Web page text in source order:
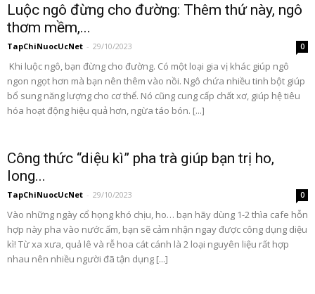
Luộc ngô đừng cho đường: Thêm thứ này, ngô
thơm mềm,...
TapChiNuocUcNet - 29/10/2023 0
Khi luộc ngô, bạn đừng cho đường. Có một loại gia vị khác giúp ngô
ngon ngọt hơn mà bạn nên thêm vào nồi. Ngô chứa nhiều tinh bột giúp
bổ sung năng lượng cho cơ thể. Nó cũng cung cấp chất xơ, giúp hệ tiêu
hóa hoạt động hiệu quả hơn, ngừa táo bón. [...]
Công thức “diệu kì” pha trà giúp bạn trị ho,
long...
TapChiNuocUcNet - 29/10/2023 0
Vào những ngày cổ họng khó chịu, ho… bạn hãy dùng 1-2 thìa cafe hỗn
hợp này pha vào nước ấm, bạn sẽ cảm nhận ngay được công dụng diệu
kì! Từ xa xưa, quả lê và rễ hoa cát cánh là 2 loại nguyên liệu rất hợp
nhau nên nhiều người đã tận dụng [...]